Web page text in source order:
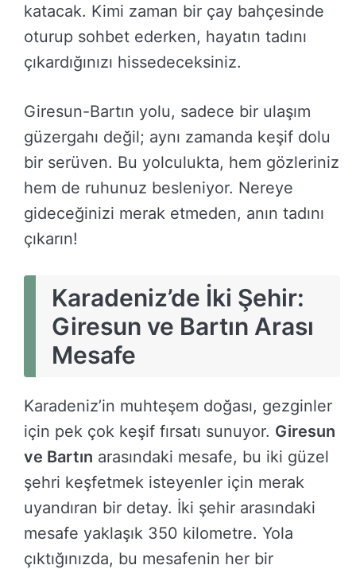
katacak. Kimi zaman bir çay bahçesinde
oturup sohbet ederken, hayatın tadını
çıkardığınızı hissedeceksiniz.
Giresun-Bartın yolu, sadece bir ulaşım
güzergahı değil; aynı zamanda keşif dolu
bir serüven. Bu yolculukta, hem gözleriniz
hem de ruhunuz besleniyor. Nereye
gideceğinizi merak etmeden, anın tadını
çıkarın!
Karadeniz’de İki Şehir:
Giresun ve Bartın Arası
Mesafe
Karadeniz’in muhteşem doğası, gezginler
için pek çok keşif fırsatı sunuyor. Giresun
ve Bartın arasındaki mesafe, bu iki güzel
şehri keşfetmek isteyenler için merak
uyandıran bir detay. İki şehir arasındaki
mesafe yaklaşık 350 kilometre. Yola
çıktığınızda, bu mesafenin her bir